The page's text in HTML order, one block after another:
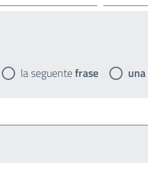
la seguentefrase una